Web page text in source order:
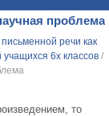
проблема
речи как
6х классов /
то